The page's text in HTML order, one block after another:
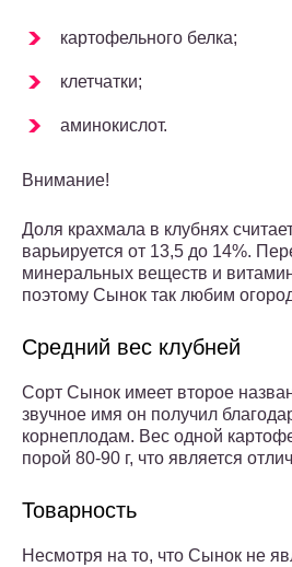
картофельного белка;
клетчатки;
аминокислот.
Внимание!
Доля крахмала в клубнях
варьируется от 13,5 до 14%.
минеральных веществ и
поэтому Сынок так любим
Средний вес клубней
Сорт Сынок имеет второе
звучное имя он получил
корнеплодам. Вес одной
порой 80-90 г, что является
Товарность
Несмотря на то, что Сынок не